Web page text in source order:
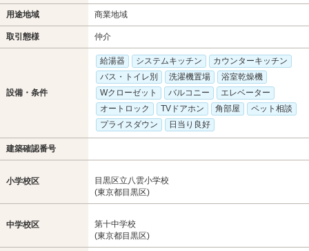
用途地域 商業地域
取引態様 仲介
設備・条件
給湯器 システムキッチン
カウンターキッチン
バス・トイレ別
洗濯機置場
浴室乾燥機
Wクローゼット
バルコニー
エレベーター
オートロック
TVドアホン 角部屋
ペット相談
プライスダウン
日当り良好
建築確認番号
小学校区
目黒区立八雲小学校
(東京都目黒区)
中学校区
第十中学校
(東京都目黒区)